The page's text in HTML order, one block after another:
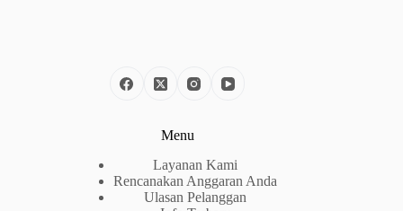
Menu
Layanan Kami
Rencanakan Anggaran Anda
Ulasan Pelanggan